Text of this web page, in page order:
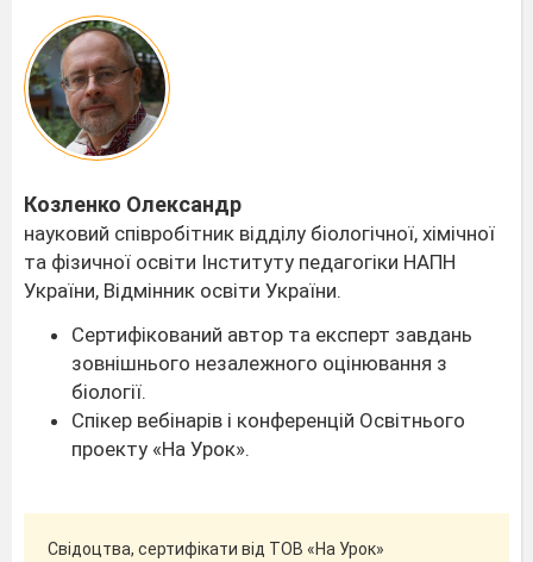
Козленко Олександр
науковий співробітник відділу біологічної, хімічної
та фізичної освіти Інституту педагогіки НАПН
України, Відмінник освіти України.
Сертифікований автор та експерт завдань
зовнішнього незалежного оцінювання з
біології.
Спікер вебінарів і конференцій Освітнього
проекту «На Урок».
Свідоцтва, сертифікати від ТОВ «На Урок»